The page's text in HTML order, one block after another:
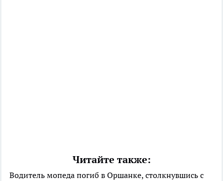
Читайте также:
Водитель мопеда погиб в Оршанке, столкнувшись с